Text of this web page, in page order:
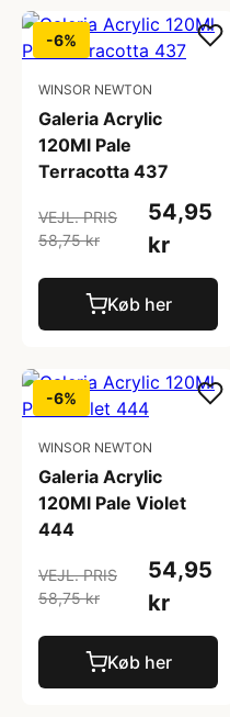
-6%
WINSOR NEWTON
Galeria Acrylic
120Ml Pale
Terracotta 437
VEJL. PRIS
58,75 kr
54,95
kr
Køb her
-6%
WINSOR NEWTON
Galeria Acrylic
120Ml Pale Violet
444
VEJL. PRIS
58,75 kr
54,95
kr
Køb her